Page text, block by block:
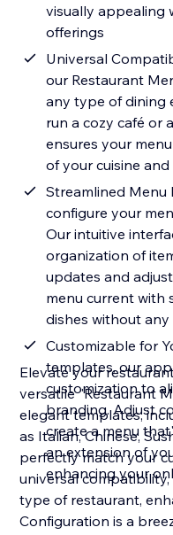
visually appealing
offerings
Universal
our Restaurant
any type of dining
run a cozy café or
ensures your
of your cuisine
Streamlined Menu
configure your
Our intuitive
organization of
updates and
menu current with
dishes without any
Customizable for
templates, our
customization to
branding. Adjust
create a menu
an extension of
enhancing your
Elevate your
versatile "Restaurant
elegant templates,
as Italian, Chinese,
perfectly match your
universal
type of restaurant,
Configuration is a